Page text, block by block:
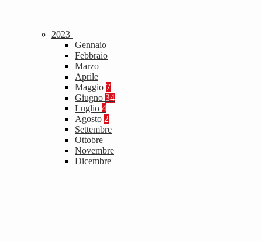
2023
Gennaio
Febbraio
Marzo
Aprile
Maggio 7
Giugno 34
Luglio 4
Agosto 2
Settembre
Ottobre
Novembre
Dicembre